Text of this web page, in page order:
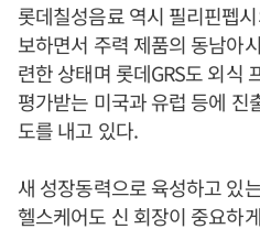
롯데칠성음료 역시 필리핀펩
보하면서 주력 제품의 동남아
련한 상태며 롯데GRS도 외식
평가받는 미국과 유럽 등에 진
도를 내고 있다.
새 성장동력으로 육성하고 있
헬스케어도 신 회장이 중요하